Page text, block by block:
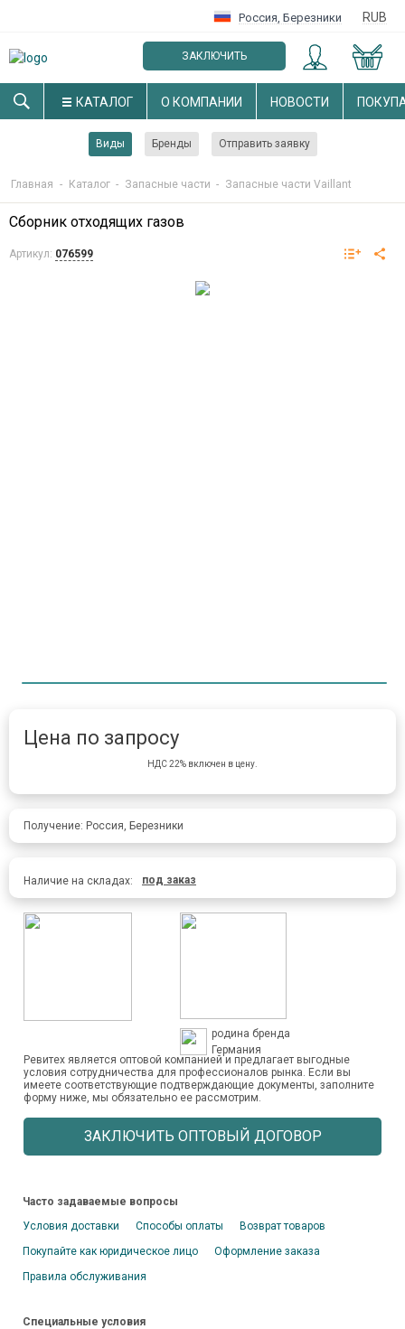
Россия, Березники RUB
ЗАКЛЮЧИТЬ
ОПТОВЫЙ ДОГОВОР
КАТАЛОГ О КОМПАНИИ НОВОСТИ
Виды Бренды Отправить заявку
Главная - Каталог - Запасные части - Запасные части Vaillant
Сборник отходящих газов
Артикул: 076599
Цена по запросу
НДС 22% включен в цену.
Получение: Россия, Березники
Наличие на складах: под заказ
родина бренда
Германия
Ревитех является оптовой компанией и предлагает выгодные
условия сотрудничества для профессионалов рынка. Если вы
имеете соответствующие подтверждающие документы, заполните
форму ниже, мы обязательно ее рассмотрим.
ЗАКЛЮЧИТЬ ОПТОВЫЙ ДОГОВОР
Часто задаваемые вопросы
Условия доставки
Способы оплаты
Возврат товаров
Покупайте как юридическое лицо
Оформление заказа
Правила обслуживания
Специальные условия